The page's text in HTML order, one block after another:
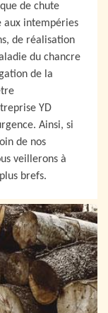
de chute
aux intempéries
de réalisation
du chancre
de la
YD
Ainsi, si
de nos
veillerons à
brefs.